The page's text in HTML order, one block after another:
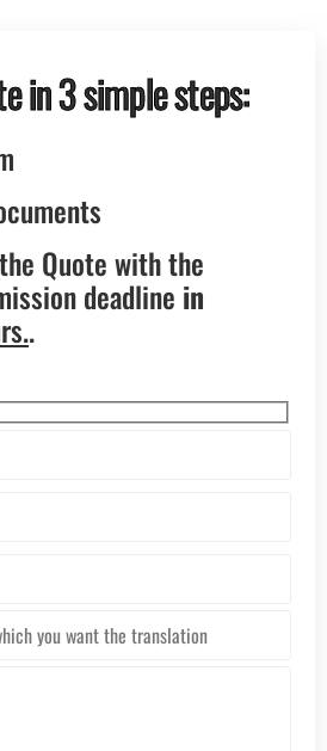
in 3 simple steps:
Quote with the
deadline in
.